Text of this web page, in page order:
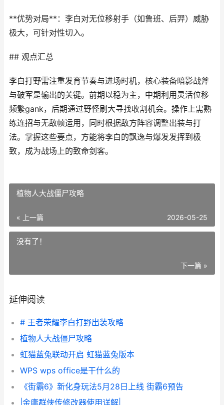
**优势对局**：李白对无位移射手（如鲁班、后羿）威胁
极大，可针对性切入。
## 观点汇总
李白打野需注重发育节奏与进场时机，核心装备暗影战斧
与破军是输出的关键。前期以稳为主，中期利用灵活位移
频繁gank，后期通过野怪刷大寻找收割机会。操作上需熟
练连招与无敌帧运用，同时根据敌方阵容调整出装与打
法。掌握这些要点，方能将李白的飘逸与爆发发挥到极
致，成为战场上的致命剑客。
植物人大战僵尸攻略
« 上一篇 2026-05-25
没有了！
下一篇 »
延伸阅读
# 王者荣耀李白打野出装攻略
植物人大战僵尸攻略
虹猫蓝兔联动开启 虹猫蓝兔版本
WPS wps office是干什么的
《街霸6》新化身玩法5月28日上线 街霸6预告
|金庸群侠传修改器使用详解|